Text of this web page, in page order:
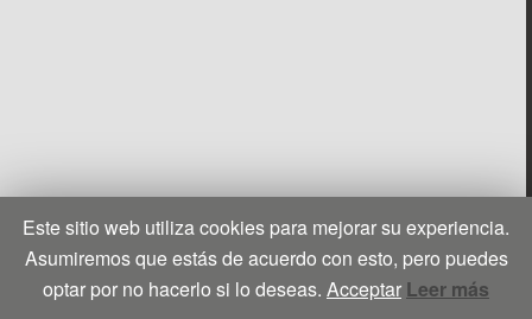
Este sitio web utiliza cookies para mejorar su experiencia.
Asumiremos que estás de acuerdo con esto, pero puedes
optar por no hacerlo si lo deseas. Acceptar Leer más